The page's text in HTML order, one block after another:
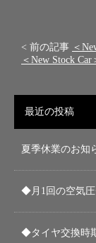
< 前の記事 ＜
＜New Stock
最近の投稿
夏季休業のお知
◆月1回の空気
◆タイヤ交換時